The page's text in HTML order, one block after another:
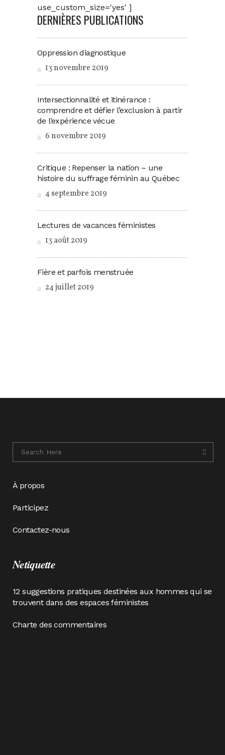
use_custom_size='yes' ]
DERNIÈRES PUBLICATIONS
Oppression diagnostique
13 novembre 2019
Intersectionnalité et itinérance :
comprendre et défier l’exclusion à partir
de l’expérience vécue
6 novembre 2019
Critique : Repenser la nation – une
histoire du suffrage féminin au Québec
4 septembre 2019
Lectures de vacances féministes
13 août 2019
Fière et parfois menstruée
24 juillet 2019
À propos
Participez
Contactez-nous
Netiquette
12 suggestions pratiques destinées aux hommes qui se
trouvent dans des espaces féministes
Charte des commentaires